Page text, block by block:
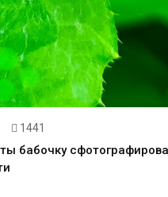
1441
бабочку